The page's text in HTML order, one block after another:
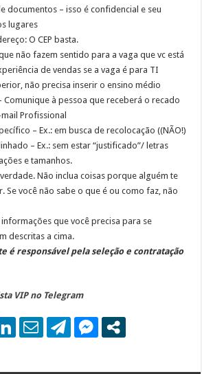
documentos – isso é confidencial e seu
lugares
O CEP basta.
não fazem sentido para a vaga que vc está
de vendas se a vaga é para TI
não precisa inserir o ensino médio
Comunique à pessoa que receberá o recado
Profissional
– Ex.: em busca de recolocação ((NÃO!)
– Ex.: sem estar “justificado”/ letras
e tamanhos.
Não inclua coisas porque alguém te
Se você não sabe o que é ou como faz, não
que você precisa para se
descritas a cima.
é responsável pela seleção e contratação
VIP no Telegram